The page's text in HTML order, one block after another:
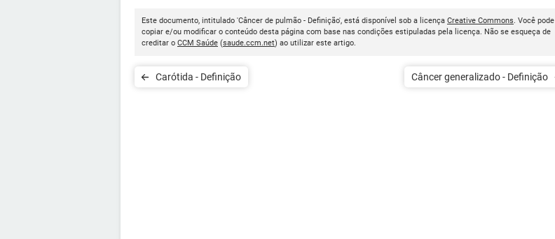
Este documento, intitulado 'Câncer de pulmão - Definição', está disponível sob a licença Creative Commons. Você pode
copiar e/ou modificar o conteúdo desta página com base nas condições estipuladas pela licença. Não se esqueça de
creditar o CCM Saúde (saude.ccm.net) ao utilizar este artigo.
Carótida - Definição Câncer generalizado - Definição